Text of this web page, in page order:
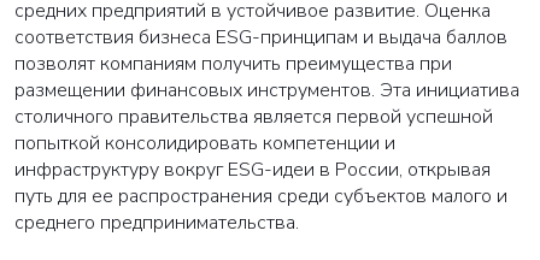
средних предприятий в устойчивое развитие. Оценка
соответствия бизнеса ESG-принципам и выдача баллов
позволят компаниям получить преимущества при
размещении финансовых инструментов. Эта инициатива
столичного правительства является первой успешной
попыткой консолидировать компетенции и
инфраструктуру вокруг ESG-идеи в России, открывая
путь для ее распространения среди субъектов малого и
среднего предпринимательства.